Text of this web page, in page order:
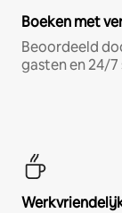
Boeken met
Beoordeeld
gasten en 24/